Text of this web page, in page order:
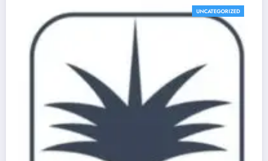
UNCATEGORIZED